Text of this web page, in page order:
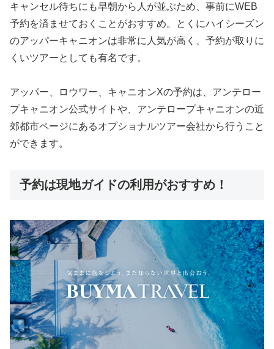
キャンセル待ちにも早朝から人が並ぶため、事前にWEB
予約を済ませておくことがおすすめ。とくにハイシーズン
のアッパーキャニオンは非常に人気が高く、予約が取りに
くいツアーとしても有名です。
アッパー、ロウワー、キャニオンXの予約は、アンテロー
プキャニオン公式サイトや、アンテロープキャニオンの近
郊都市ページにあるオプショナルツアー会社から行うこと
ができます。
予約は現地ガイドの利用がおすすめ！